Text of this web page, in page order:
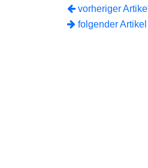
vorheriger Artikel
folgender Artikel